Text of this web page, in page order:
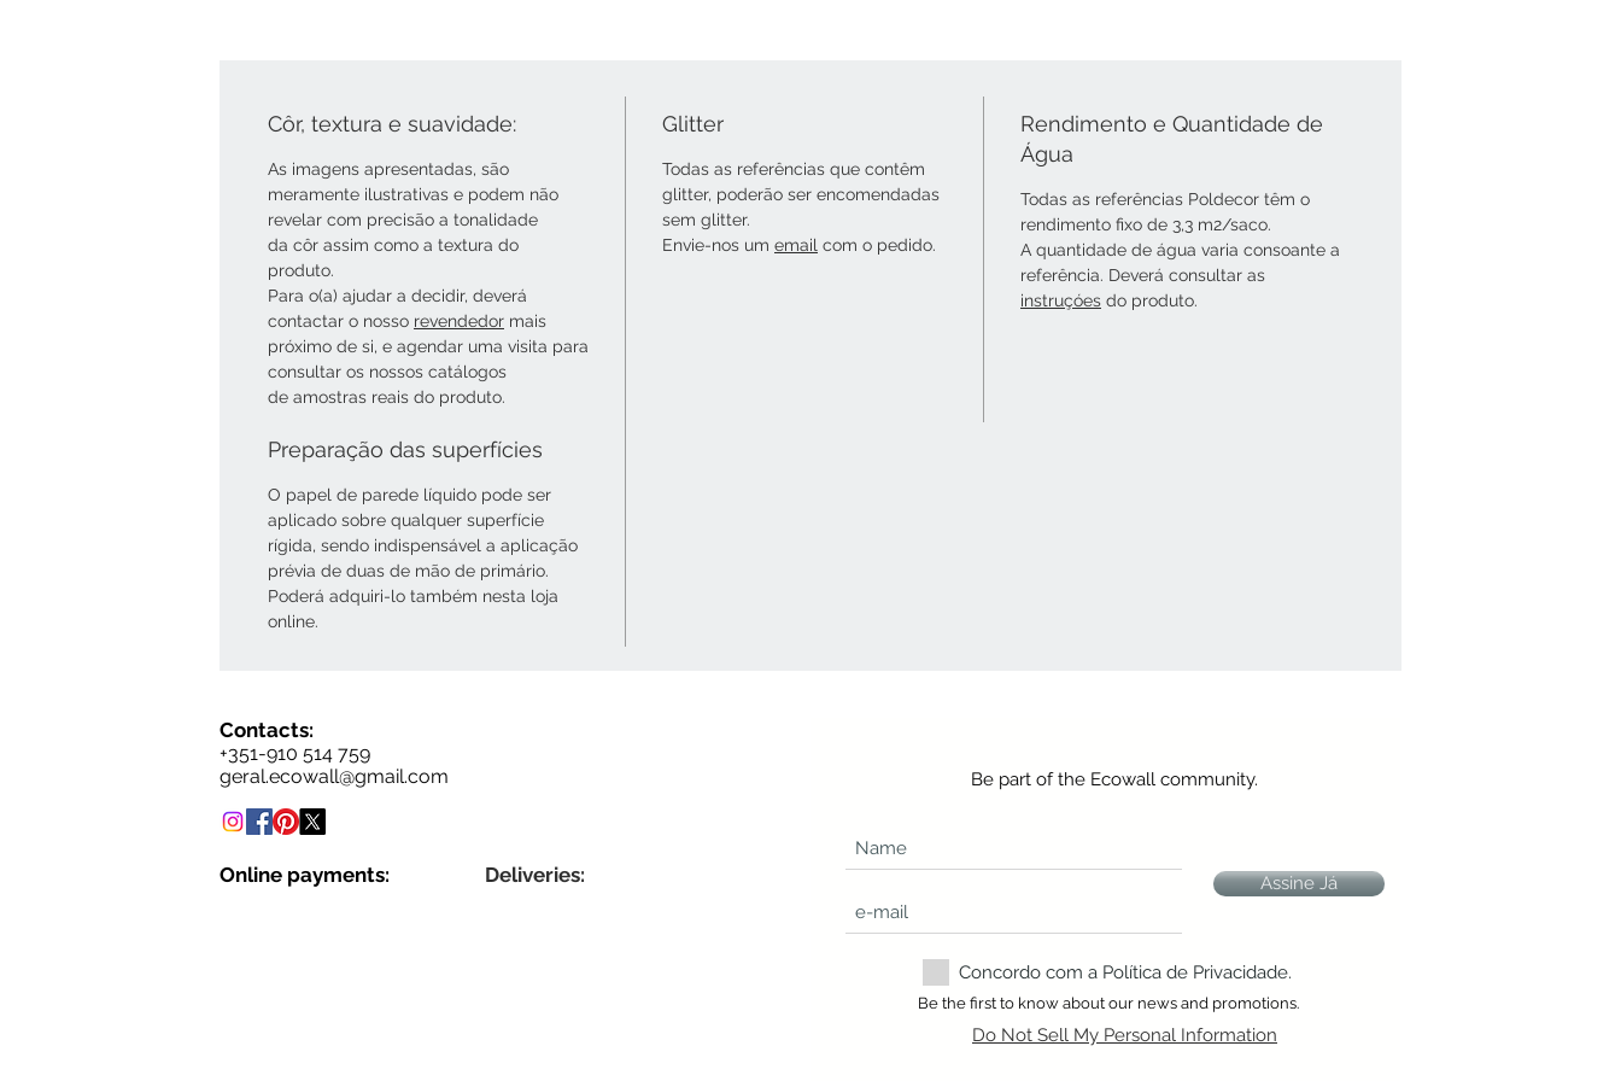
Côr, textura e suavidade:
As imagens apresentadas, são
meramente ilustrativas e podem não
revelar com precisão a tonalidade
da côr assim como a textura do
produto.
Para o(a) ajudar a decidir, deverá
contactar o nosso revendedor mais
próximo de si, e agendar uma visita para
consultar os nossos catálogos
de amostras reais do produto.
Glitter
Todas as referências que contêm
glitter, poderão ser encomendadas
sem glitter.
Envie-nos um email com o pedido.
Rendimento e Quantidade de
Água
Todas as referências Poldecor têm o
rendimento fixo de 3,3 m2/saco.
A quantidade de água varia consoante a
referência. Deverá consultar as
instruçóes do produto.
Preparação das superfícies
O papel de parede líquido pode ser
aplicado sobre qualquer superfície
rígida, sendo indispensável a aplicação
prévia de duas de mão de primário.
Poderá adquiri-lo também nesta loja
online.
Contacts:
+351-910 514 759
geral.ecowall@gmail.com
Online payments: Deliveries:
Be part of the Ecowall community.
Assine Já
Concordo com a Política de Privacidade.
Be the first to know about our news and promotions.
Do Not Sell My Personal Information